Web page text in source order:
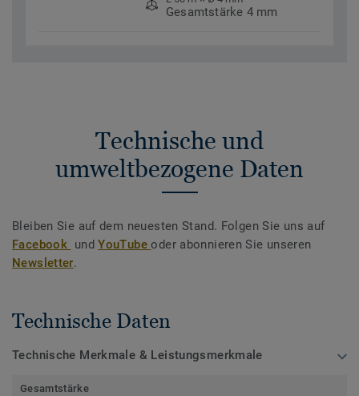
Gesamtstärke 4 mm
Technische und
umweltbezogene Daten
Bleiben Sie auf dem neuesten Stand. Folgen Sie uns auf
Facebook undYouTubeoder abonnieren Sie unseren
Newsletter.
Technische Daten
Technische Merkmale & Leistungsmerkmale
Gesamtstärke